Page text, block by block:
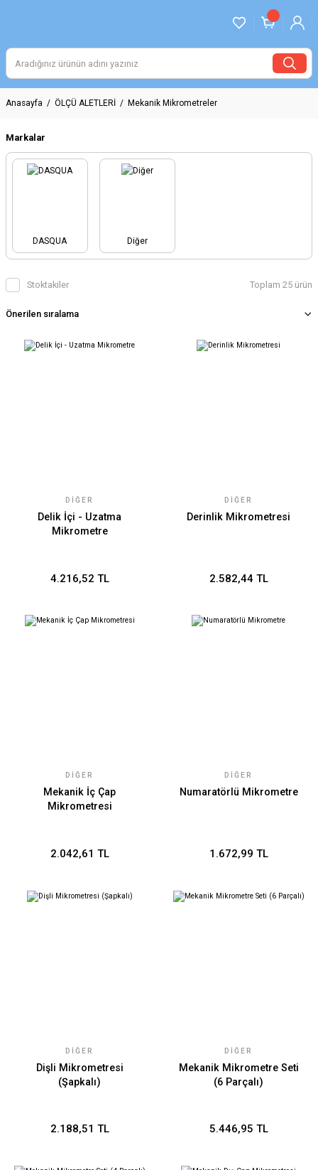
Anasayfa ÖLÇÜ ALETLERİ Mekanik Mikrometreler
Markalar
DASQUA Diğer
Stoktakiler Toplam 25 ürün
DIĞER
Delik İçi - Uzatma
Mikrometre
4.216,52 TL
DIĞER
Derinlik Mikrometresi
2.582,44 TL
DIĞER
Mekanik İç Çap
Mikrometresi
2.042,61 TL
DIĞER
Numaratörlü Mikrometre
1.672,99 TL
DIĞER
Dişli Mikrometresi
(Şapkalı)
2.188,51 TL
DIĞER
Mekanik Mikrometre Seti
(6 Parçalı)
5.446,95 TL